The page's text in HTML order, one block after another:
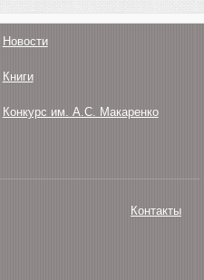
Новости
Книги
Конкурс им. А.С. Макаренко
Контакты